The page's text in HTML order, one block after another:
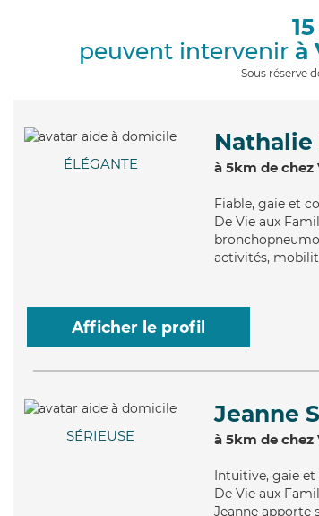
peuvent intervenir à
Sous réserve
ÉLÉGANTE
Nathalie
à 5km de chez
Fiable, gaie et
De Vie aux
activités,
Afficher le profil
SÉRIEUSE
Jeanne
à 5km de chez
Intuitive, gaie
De Vie aux
Jeanne apporte